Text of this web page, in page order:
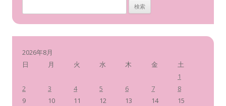
索
2026年8月
日
月 火 水 木 金 土
1
2
3 4 5 6 7
8
9
10 11 12 13 14
15